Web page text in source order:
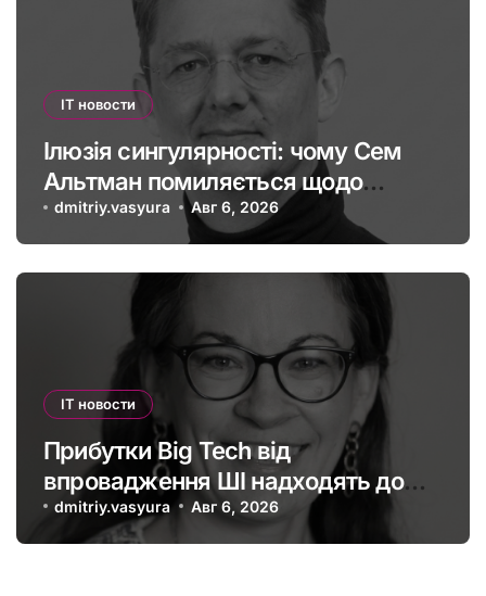
IT новости
Ілюзія сингулярності: чому Сем
Альтман помиляється щодо
штучного інтелекту
dmitriy.vasyura Авг 6, 2026
IT новости
Прибутки Big Tech від
впровадження ШІ надходять до
офшорів: як змінити глобальну
податкову систему
dmitriy.vasyura Авг 6, 2026